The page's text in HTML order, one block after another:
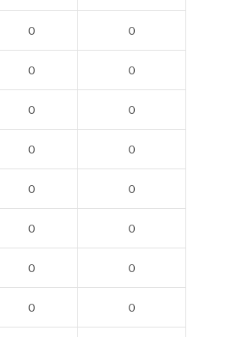
0 0
0 0
0 0
0 0
0 0
0 0
0 0
0 0